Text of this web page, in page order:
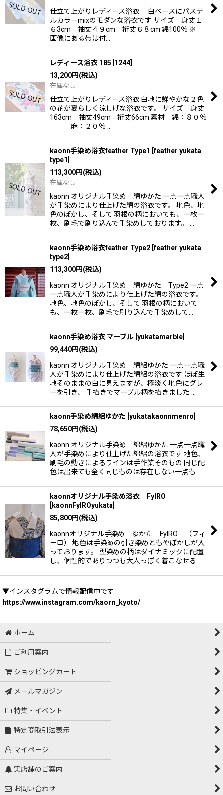
仕立て上がりレディース浴衣 白ベースにパステ
ルカラーmixのモダンな浴衣です サイズ 身丈１
６3cm 袖丈４９cm 裄丈６８cm 綿100％ ※
画像にある帯は付…
レディース浴衣 185 [1244]
13,200円(税込)
在庫なし
仕立て上がりレディース浴衣 白地に鮮やかな２色
の花が夏らしく涼しげな浴衣です。 サイズ 身丈
163cm 袖丈49cm 裄丈66cm 素材 綿：８０％
麻：２０％ …
kaonn手染め浴衣feather Type1 [feather yukata
type1]
113,300円(税込)
在庫なし
kaonn オリジナル手染め 綿ゆかた 一点一点職人
が手染めにより仕上げた綿の浴衣です。 地色、地
色のぼかし、そして 羽根の柄においても、一枚一
枚、刷毛で刷り込んで手染めしております。 …
kaonn手染め浴衣feather Type2 [feather yukata
type2]
113,300円(税込)
kaonn オリジナル手染め 綿ゆかた Type2 一点
一点職人が手染めにより仕上げた綿の浴衣です。
地色、地色のぼかし、そして 羽根の柄において
も、一枚一枚、刷毛で刷り込んで手染めして…
kaonn手染め浴衣 マーブル [yukatamarble]
99,440円(税込)
kaonn オリジナル手染め 綿絽ゆかた 一点一点職
人が手染めにより仕上げた綿絽の浴衣です ほぼ生
地そのままの白に見えますが、極淡く地色にグレ
ーを引き、 手描きでマーブル柄を描きました …
kaonn手染め綿絽ゆかた [yukatakaonnmenro]
78,650円(税込)
kaonn オリジナル手染め 綿絽ゆかた 一点一点職
人が手染めにより仕上げた綿絽の浴衣です 地色、
刷毛の動きによるラインは手作業そのもの 同じ配
色は出来ても全く同じものは存在しない一点も…
kaonnオリジナル手染め浴衣 FyIRO
[kaonnFyIROyukata]
85,800円(税込)
kaonnオリジナル手染め ゆかた FyIRO （フィ
ーロ） 地色は手染めの引き染めともやぼかしが入
っております。 型染めの柄はダイナミックに配置
し、個性的でありつつも大人っぽく着こなせる…
▼インスタグラムで情報配信中です
https://www.instagram.com/kaonn_kyoto/
ホーム
ご利用案内
ショッピングカート
メールマガジン
特集・イベント
特定商取引法表示
マイページ
実店舗のご案内
お問い合わせ